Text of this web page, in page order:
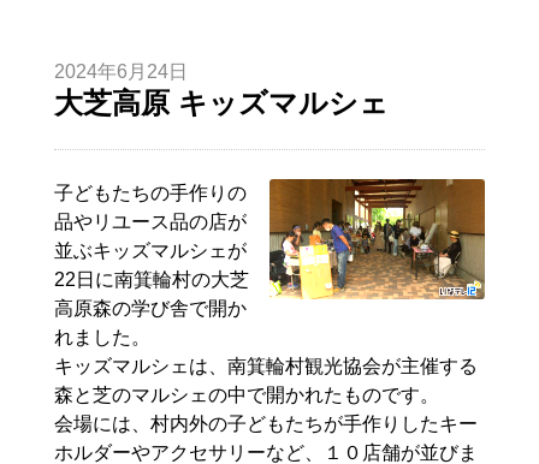
2024年6月24日
大芝高原 キッズマルシェ
子どもたちの手作りの
品やリユース品の店が
並ぶキッズマルシェが
22日に南箕輪村の大芝
高原森の学び舎で開か
れました。
キッズマルシェは、南箕輪村観光協会が主催する
森と芝のマルシェの中で開かれたものです。
会場には、村内外の子どもたちが手作りしたキー
ホルダーやアクセサリーなど、１０店舗が並びま